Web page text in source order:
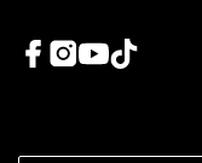
Links zu